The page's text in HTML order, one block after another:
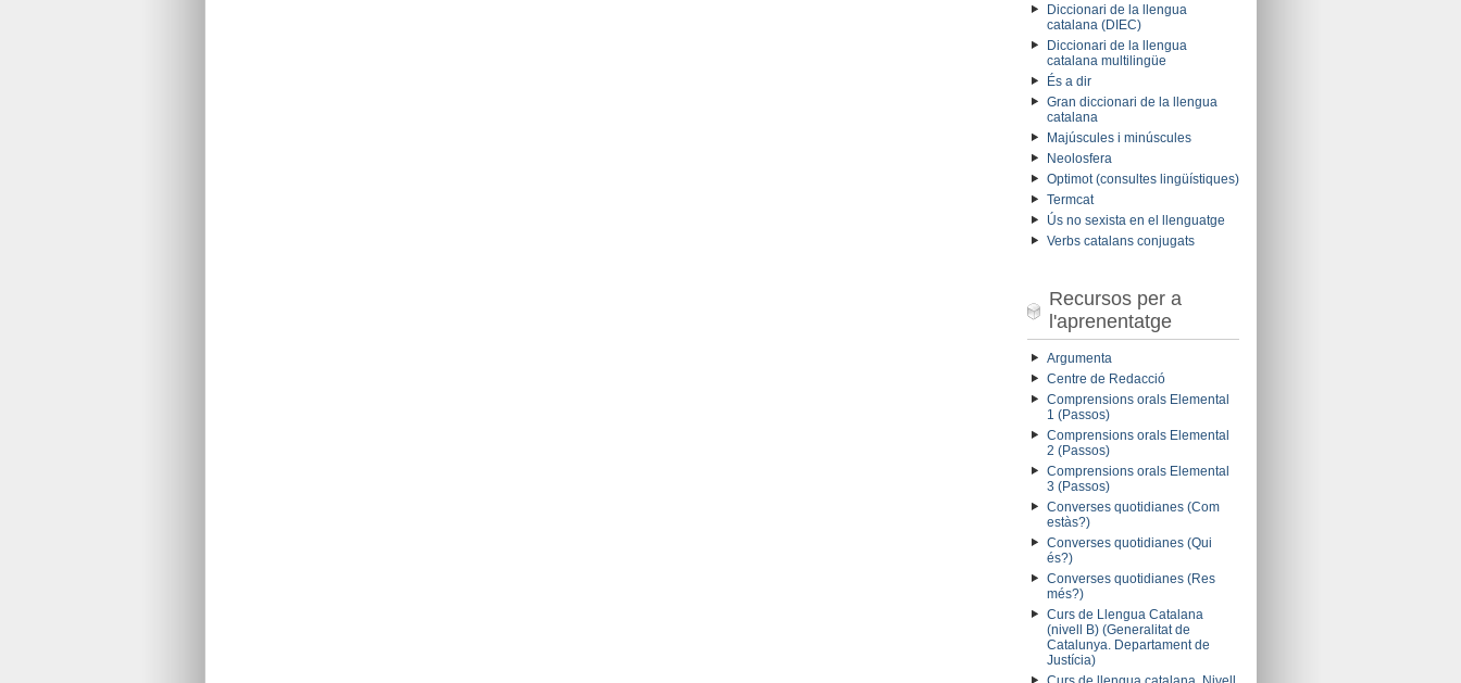
Diccionari de la llengua
catalana (DIEC)
Diccionari de la llengua
catalana multilingüe
És a dir
Gran diccionari de la llengua
catalana
Majúscules i minúscules
Neolosfera
Optimot (consultes lingüístiques)
Termcat
Ús no sexista en el llenguatge
Verbs catalans conjugats
Recursos per a
l'aprenentatge
Argumenta
Centre de Redacció
Comprensions orals Elemental
1 (Passos)
Comprensions orals Elemental
2 (Passos)
Comprensions orals Elemental
3 (Passos)
Converses quotidianes (Com
estàs?)
Converses quotidianes (Qui
és?)
Converses quotidianes (Res
més?)
Curs de Llengua Catalana
(nivell B) (Generalitat de
Catalunya. Departament de
Justícia)